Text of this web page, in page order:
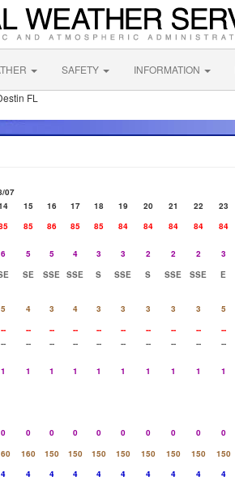
SAFETY INFORMATION
FL
07
15 16 17 18 19 20 21 22 23
85 86 85 85 84 84 84 84 84
6 5 5 4 3 3 2 2 2 3
SE SSE SSE S SSE S SSE SSE E
5 4 3 4 3 3 3 3 3 5
-- -- -- -- -- -- -- -- -- --
-- -- -- -- -- -- -- -- -- --
1 1 1 1 1 1 1 1 1 1
0 0 0 0 0 0 0 0 0 0
160 150 150 150 150 150 150 150 150
4 4 4 4 4 4 4 4 4 4